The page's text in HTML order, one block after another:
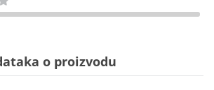
o proizvodu